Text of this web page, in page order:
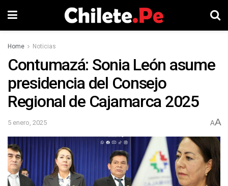
Home Noticias
Contumazá: Sonia León asume
presidencia del Consejo
Regional de Cajamarca 2025
5 enero, 2025 AA